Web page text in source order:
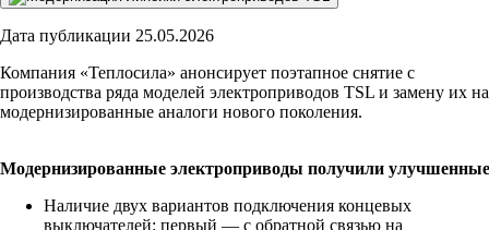
Дата публикации 25.05.2026
Компания «Теплосила» анонсирует поэтапное снятие с
производства ряда моделей электроприводов TSL и замену их на
модернизированные аналоги нового поколения.
Модернизированные электроприводы получили улучшенные
Наличие двух вариантов подключения концевых
выключателей: первый — с обратной связью на